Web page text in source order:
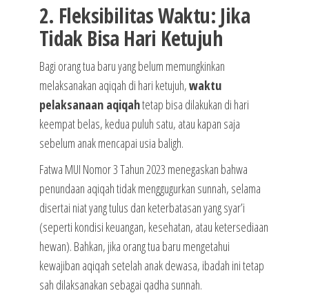
2. Fleksibilitas Waktu: Jika
Tidak Bisa Hari Ketujuh
Bagi orang tua baru yang belum memungkinkan
melaksanakan aqiqah di hari ketujuh,waktu
pelaksanaan aqiqahtetap bisa dilakukan di hari
keempat belas, kedua puluh satu, atau kapan saja
sebelum anak mencapai usia baligh.
Fatwa MUI Nomor 3 Tahun 2023 menegaskan bahwa
penundaan aqiqah tidak menggugurkan sunnah, selama
disertai niat yang tulus dan keterbatasan yang syar’i
(seperti kondisi keuangan, kesehatan, atau ketersediaan
hewan). Bahkan, jika orang tua baru mengetahui
kewajiban aqiqah setelah anak dewasa, ibadah ini tetap
sah dilaksanakan sebagai qadha sunnah.